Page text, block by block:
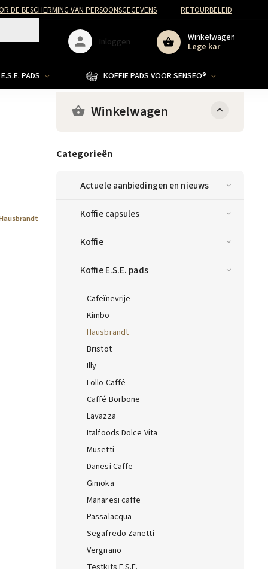
DE BESCHERMING VAN PERSOONSGEGEVENS RETOURBELEID
Winkelwagen
Lege kar
Inloggen
PADS KOFFIE PADS VOOR SENSEO®
Winkelwagen
Categorieën
Actuele aanbiedingen en nieuws
Koffie capsules
Koffie
Koffie E.S.E. pads
Cafeïnevrije
Kimbo
Hausbrandt
Bristot
Illy
Lollo Caffé
Caffé Borbone
Lavazza
Italfoods Dolce Vita
Musetti
Danesi Caffe
Gimoka
Manaresi caffe
Passalacqua
Segafredo Zanetti
Vergnano